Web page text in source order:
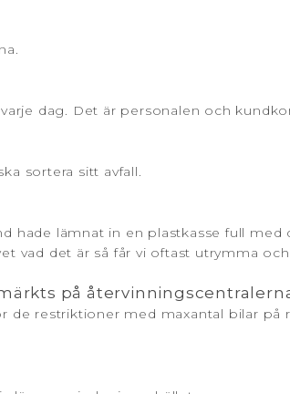
dag. Det är personalen och
sortera sitt avfall.
lämnat in en plastkasse full med
vad det är så får vi oftast utrymma
på
de restriktioner med maxantal bilar